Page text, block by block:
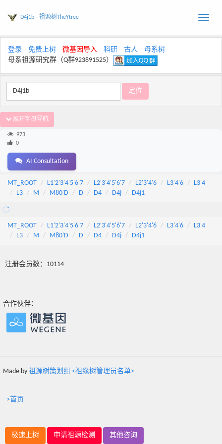
Toggle
D4j1b - 祖源树TheYtree
登录 免费上树 微基因导入 科研 古人
母系树
母系祖源研究群（Q群923891525）
展开字母导航
973
0
AI Consultation
MT_ROOT L1'2'3'4'5'6'7 L2'3'4'5'6'7 L2'3'4'6 L3'4'6
L3'4
L3
M M80'D D D4 D4j D4j1
MT_ROOT L1'2'3'4'5'6'7 L2'3'4'5'6'7 L2'3'4'6 L3'4'6
L3'4
L3
M M80'D D D4 D4j D4j1
注册会员数：10114
合作伙伴：
Made by 祖源树策划组 <祖缘树管理员名单>
>首页
极速上树 申请祖源检测 其他咨询